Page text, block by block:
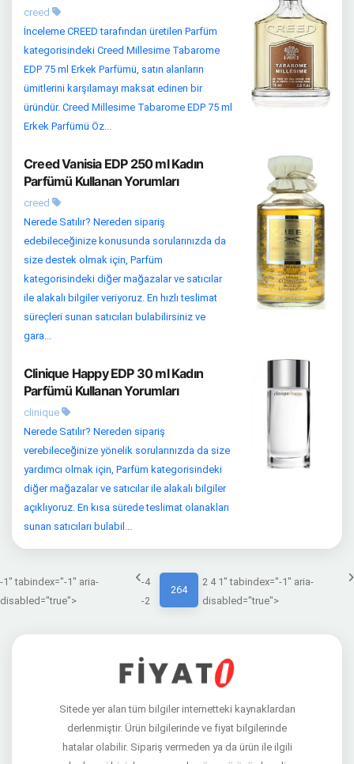
creed
İnceleme CREED tarafından üretilen Parfüm
kategorisindeki Creed Millesime Tabarome
EDP 75 ml Erkek Parfümü, satın alanların
ümitlerini karşılamayı maksat edinen bir
üründür. Creed Millesime Tabarome EDP 75 ml
Erkek Parfümü Öz...
Creed Vanisia EDP 250 ml Kadın
Parfümü Kullanan Yorumları
creed
Nerede Satılır? Nereden sipariş
edebileceğinize konusunda sorularınızda da
size destek olmak için, Parfüm
kategorisindeki diğer mağazalar ve satıcılar
ile alakalı bilgiler veriyoruz. En hızlı teslimat
süreçleri sunan satıcıları bulabilirsiniz ve
gara...
Clinique Happy EDP 30 ml Kadın
Parfümü Kullanan Yorumları
clinique
Nerede Satılır? Nereden sipariş
verebileceğinize yönelik sorularınızda da size
yardımcı olmak için, Parfüm kategorisindeki
diğer mağazalar ve satıcılar ile alakalı bilgiler
açıklıyoruz. En kısa sürede teslimat olanakları
sunan satıcıları bulabil...
-1" tabindex="-1" aria-
disabled="true">
-4
-2
264
2 4 1" tabindex="-1" aria-
disabled="true">
Sitede yer alan tüm bilgiler internetteki kaynaklardan
derlenmiştir. Ürün bilgilerinde ve fiyat bilgilerinde
hatalar olabilir. Sipariş vermeden ya da ürün ile ilgili